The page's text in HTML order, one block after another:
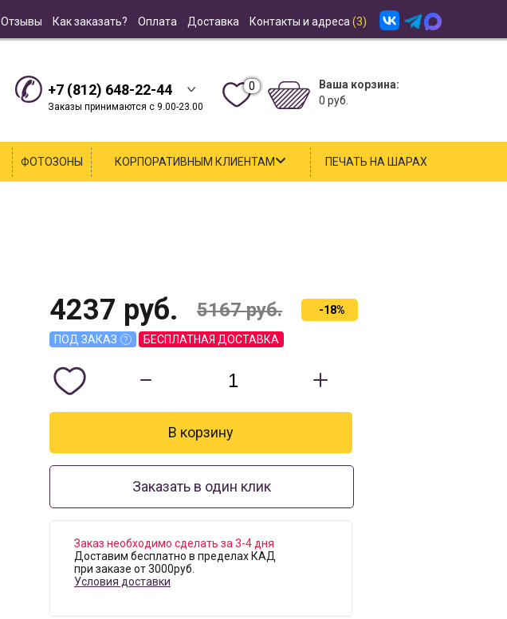
Отзывы Как заказать? Оплата Доставка Контакты и адреса (3)
+7 (812) 648-22-44
Заказы принимаются с 9.00-23.00
0
Ваша корзина:
0 руб.
ФОТОЗОНЫ КОРПОРАТИВНЫМ КЛИЕНТАМ ПЕЧАТЬ НА ШАРАХ
4237 руб. 5167руб. -18%
ПОД ЗАКАЗ БЕСПЛАТНАЯ ДОСТАВКА
Заказать в один клик
Заказ необходимо сделать за 3-4 дня
Доставим бесплатно в пределах КАД
при заказе от 3000руб.
Условия доставки